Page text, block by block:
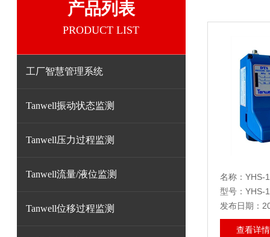
产品列表
PRODUCT LIST
工厂智慧管理系统
Tanwell振动状态监测
Tanwell压力过程监测
Tanwell流量/液位监测
Tanwell位移过程监测
名称：YHS-
型号：YHS-
发布日期：
查看详情